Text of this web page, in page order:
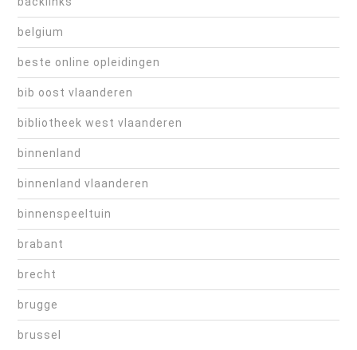
belgium
beste online opleidingen
bib oost vlaanderen
bibliotheek west vlaanderen
binnenland
binnenland vlaanderen
binnenspeeltuin
brabant
brecht
brugge
brussel